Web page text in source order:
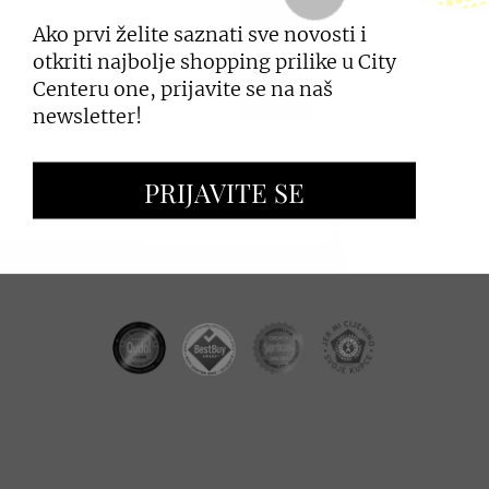
PRIJAVI SE
ZAKUP PROSTORA
OGLAŠAVANJE I PROMOCIJE
Ako prvi želite saznati sve novosti i
otkriti najbolje shopping prilike u City
Centeru one, prijavite se na naš
newsletter!
PRIJAVITE SE